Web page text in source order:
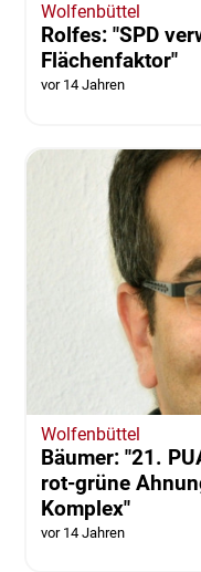
Wolfenbüttel
Rolfes: "SPD
Flächenfaktor"
vor 14 Jahren
Wolfenbüttel
Bäumer: "21.
rot-grüne
Komplex"
vor 14 Jahren